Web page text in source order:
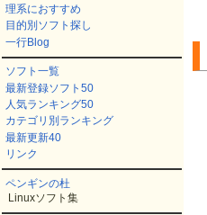
理系におすすめ
目的別ソフト探し
一行Blog
ソフト一覧
最新登録ソフト50
人気ランキング50
カテゴリ別ランキング
最新更新40
リンク
ペンギンの杜
Linuxソフト集